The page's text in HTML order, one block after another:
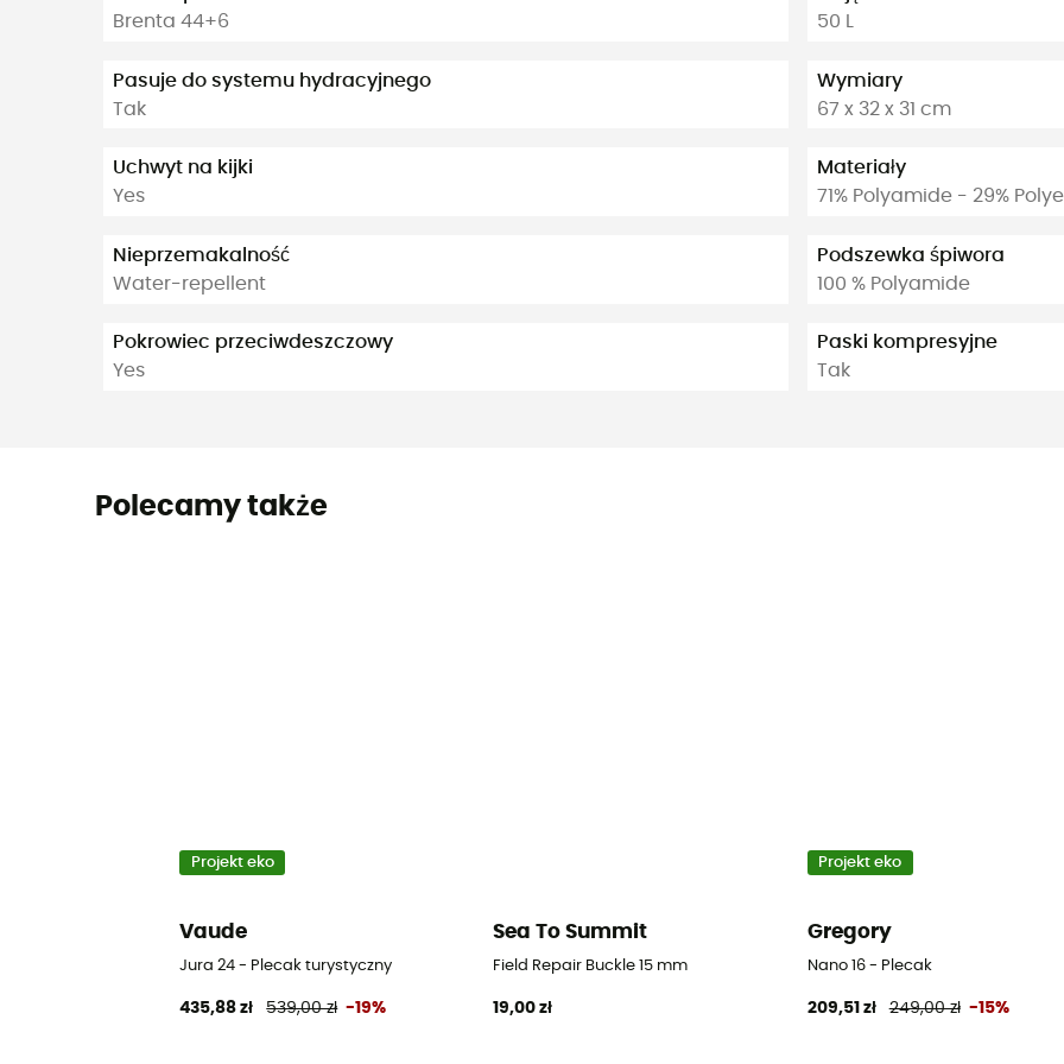
Brenta 44+6
Pasuje do systemu hydracyjnego
Tak
Uchwyt na kijki
Yes
Nieprzemakalność
Water-repellent
Pokrowiec przeciwdeszczowy
Yes
50 L
Wymiary
67 x 32 x 31 cm
Materiały
71% Polyamide - 29%
Podszewka śpiwora
100 % Polyamide
Paski kompresyjne
Tak
Polecamy także
Projekt eko
Vaude
Jura 24 - Plecak turystyczny
435,88 zł 539,00 zł -19%
Sea To Summit
Field Repair Buckle 15 mm
19,00 zł
Projekt eko
Gregory
Nano 16 - Plecak
209,51 zł 249,00 zł -15%